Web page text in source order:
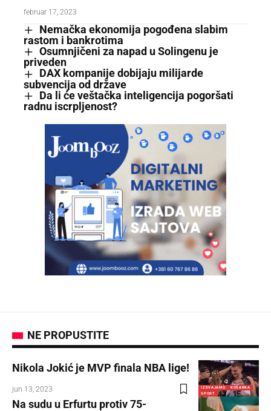
februar 17, 2023
Nemačka ekonomija pogođena slabim
rastom i bankrotima
Osumnjičeni za napad u Solingenu je
priveden
DAX kompanije dobijaju milijarde
subvencija od države
Da li će veštačka inteligencija pogoršati
radnu iscrpljenost?
NE PROPUSTITE
IZDVAJAMO
KOŠARKA
SPORT
Nikola Jokić je MVP finala NBA lige!
jun 13, 2023
Na sudu u Erfurtu protiv 75-